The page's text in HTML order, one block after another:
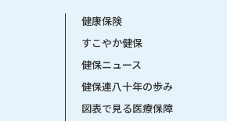
健康保険
すこやか健保
健保ニュース
健保連八十年の歩み
図表で見る医療保障